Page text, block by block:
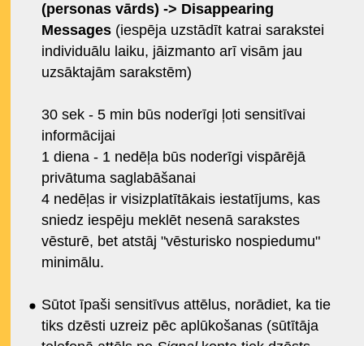
(personas vārds) -> Disappearing
Messages (iespēja uzstādīt katrai sarakstei
individuālu laiku, jāizmanto arī visām jau
uzsāktajām sarakstēm)
30 sek - 5 min būs noderīgi ļoti sensitīvai
informācijai
1 diena - 1 nedēļa būs noderīgi vispārējā
privātuma saglabāšanai
4 nedēļas ir visizplatītākais iestatījums, kas
sniedz iespēju meklēt nesenā sarakstes
vēsturē, bet atstāj "vēsturisko nospiedumu"
minimālu.
Sūtot īpaši sensitīvus attēlus, norādiet, ka tie
tiks dzēsti uzreiz pēc aplūkošanas (sūtītāja